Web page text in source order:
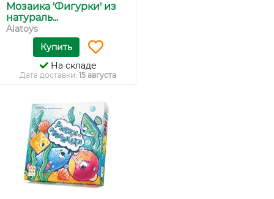
Мозаика 'Фигурки' из
натураль...
Alatoys
Купить
На складе
Дата доставки: 15 августа